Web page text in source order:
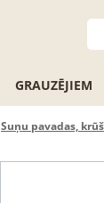
GRAUZĒJIEM
Suņu pavadas,